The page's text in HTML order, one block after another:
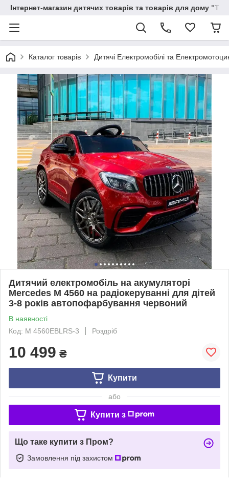
Інтернет-магазин дитячих товарів та товарів для дому
Каталог товарів Дитячі Електромобілі та
Дитячий електромобіль на акумуляторі
Mercedes M 4560 на радіокеруванні для дітей
3-8 років автопофарбування червоний
В наявності
Код: M 4560EBLRS-3
Роздріб
10 499 ₴
Купити
або
Купити з
Що таке купити з Пром?
Замовлення під захистом